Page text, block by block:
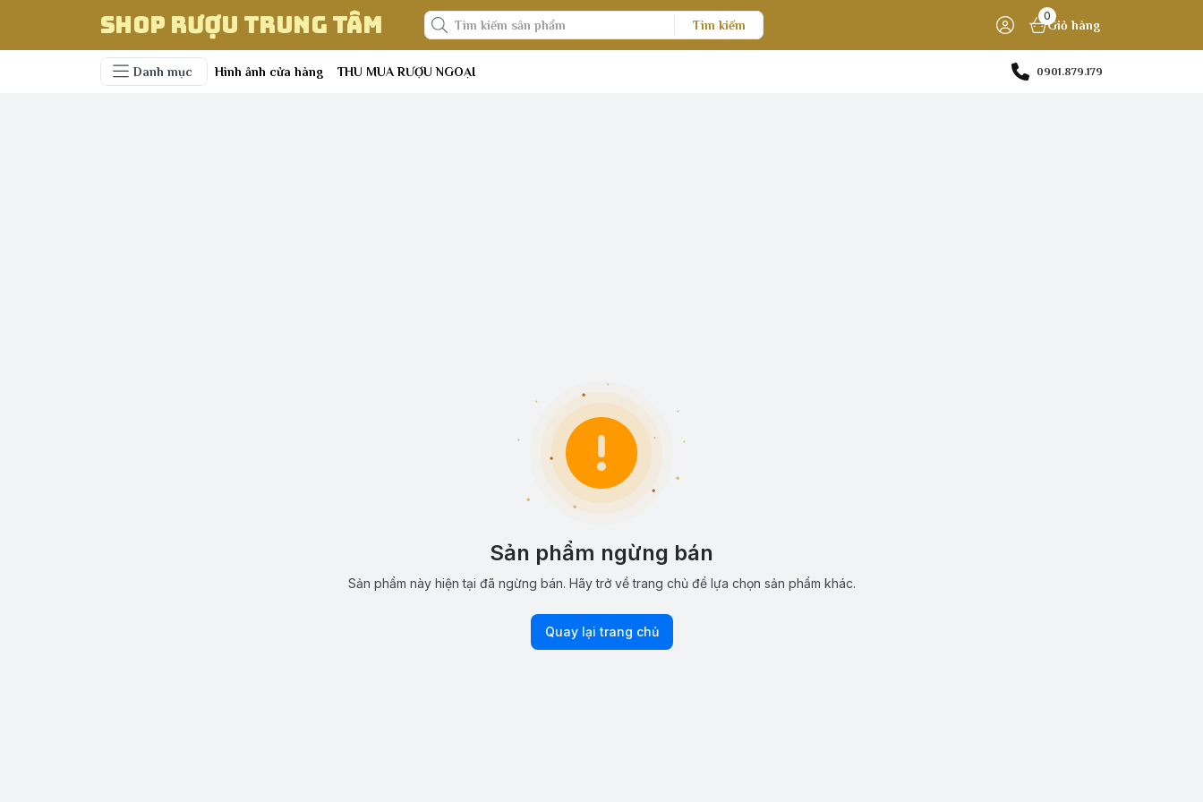
Shop Rượu Trung Tâm Tìm kiếm
0
Giỏ hàng
Danh mục Hình ảnh cửa hàng THU MUA RƯỢU NGOẠI 0901.879.179
Sản phẩm ngừng bán
Sản phẩm này hiện tại đã ngừng bán. Hãy trở về trang chủ để lựa chọn sản phẩm khác.
Quay lại trang chủ